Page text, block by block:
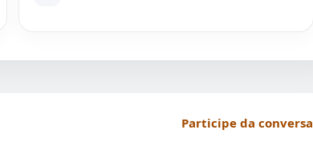
Participe da conversa